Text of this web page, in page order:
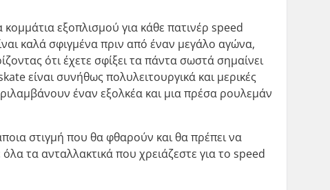
εξοπλισμού για κάθε πατινέρ speed
καλά σφιγμένα πριν από έναν μεγάλο αγώνα,
ότι έχετε σφίξει τα πάντα σωστά σημαίνει
είναι συνήθως πολυλειτουργικά και μερικές
έναν εξολκέα και μια πρέσα ρουλεμάν
στιγμή που θα φθαρούν και θα πρέπει να
όλα τα ανταλλακτικά που χρειάζεστε για το speed